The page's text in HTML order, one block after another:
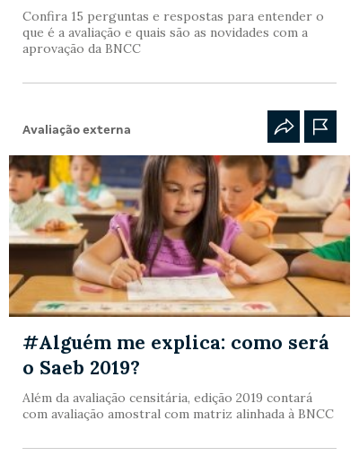
Confira 15 perguntas e respostas para entender o
que é a avaliação e quais são as novidades com a
aprovação da BNCC
Avaliação externa
#Alguém me explica: como será
o Saeb 2019?
Além da avaliação censitária, edição 2019 contará
com avaliação amostral com matriz alinhada à BNCC